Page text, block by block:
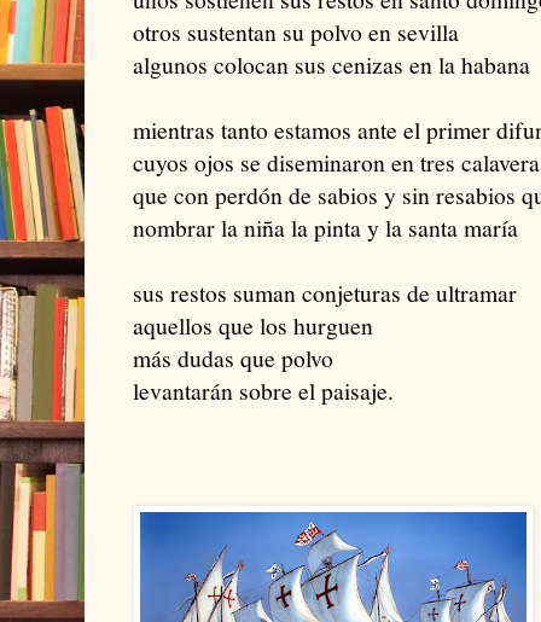
otros sustentan su polvo en sevilla
algunos colocan sus cenizas en la habana
mientras tanto estamos ante el primer
cuyos ojos se diseminaron en tres
que con perdón de sabios y sin resabios
nombrar la niña la pinta y la santa maría
sus restos suman conjeturas de ultramar
aquellos que los hurguen
más dudas que polvo
levantarán sobre el paisaje.